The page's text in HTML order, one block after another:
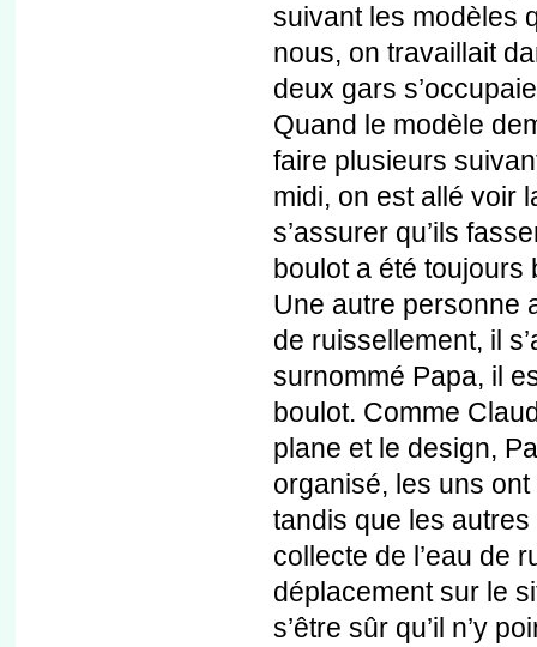
suivant les modèles
nous, on travaillait
deux gars
Quand le modèle
faire plusieurs
midi, on est allé voir
s’assurer qu’ils
boulot a été toujours
Une autre personne
de ruissellement, il
surnommé Papa, il
boulot. Comme
plane et le design,
organisé, les uns
tandis que les
collecte de l’eau de
déplacement sur le
s’être sûr qu’il n’y